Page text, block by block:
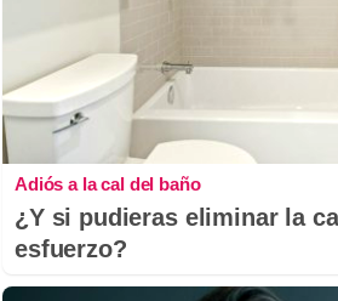
Adiós a la cal del baño
¿Y si pudieras eliminar la
esfuerzo?